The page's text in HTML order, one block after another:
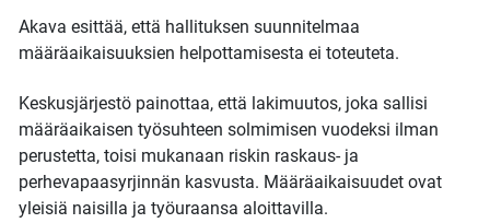
Akava esittää, että hallituksen suunnitelmaa
määräaikaisuuksien helpottamisesta ei toteuteta.
Keskusjärjestö painottaa, että lakimuutos, joka sallisi
määräaikaisen työsuhteen solmimisen vuodeksi ilman
perustetta, toisi mukanaan riskin raskaus- ja
perhevapaasyrjinnän kasvusta. Määräaikaisuudet ovat
yleisiä naisilla ja työuraansa aloittavilla.